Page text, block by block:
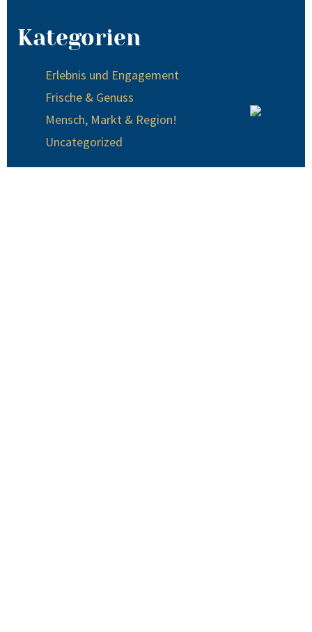
Kategorien
Erlebnis und Engagement
Frische & Genuss
Mensch, Markt & Region!
Uncategorized